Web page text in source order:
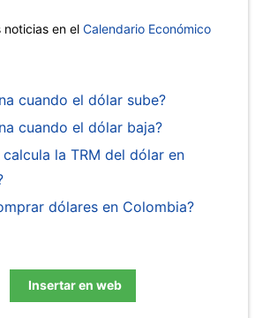
noticias en el Calendario Económico
cuando el dólar sube?
cuando el dólar baja?
calcula la TRM del dólar en
dólares en Colombia?
Insertar en web